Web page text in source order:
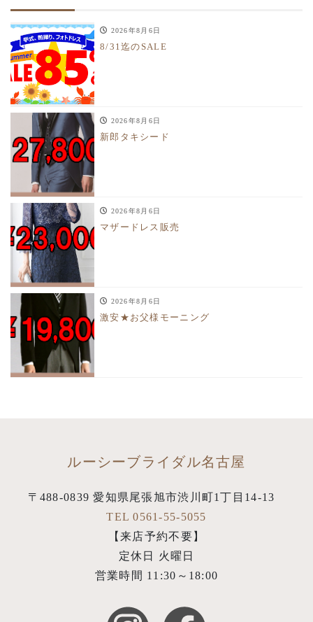
2026年8月6日
8/31迄のSALE
2026年8月6日
新郎タキシード
2026年8月6日
マザードレス販売
2026年8月6日
激安★お父様モーニング
ルーシーブライダル名古屋
〒488-0839 愛知県尾張旭市渋川町1丁目14-13
TEL 0561-55-5055
【来店予約不要】
定休日 火曜日
営業時間 11:30～18:00